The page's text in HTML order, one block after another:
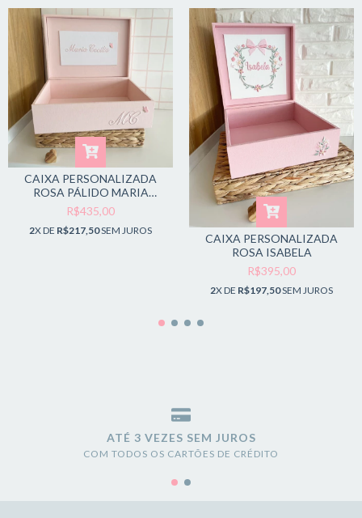
CAIXA PERSONALIZADA
ROSA PÁLIDO MARIA
CECÍLIA
R$435,00
2X DE R$217,50SEM JUROS
CAIXA PERSONALIZADA
ROSA ISABELA
R$395,00
2X DE R$197,50SEM JUROS
ATÉ 3 VEZES SEM JUROS
COM TODOS OS CARTÕES DE CRÉDITO